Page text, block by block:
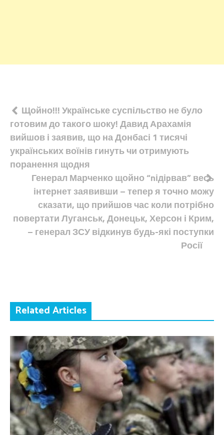
Навігація
записів
Щойно!!! Українське суспільство не було
готовим до такого шоку! Давид Арахамія
вийшов і заявив, що на Донбасі 1 тисячі
українських воїнів гинуть чи отримують
поранення щодня
Генерал Марченко щойно “nідіpвав” весь
інтернет заявивши – тепер я точно можу
сказати, що прийшов час коли потрібно
повертати Луганськ, Донецьк, Херсон і Крим,
– генерал ЗСУ відкинув будь-які поступки
Росії
Related Articles